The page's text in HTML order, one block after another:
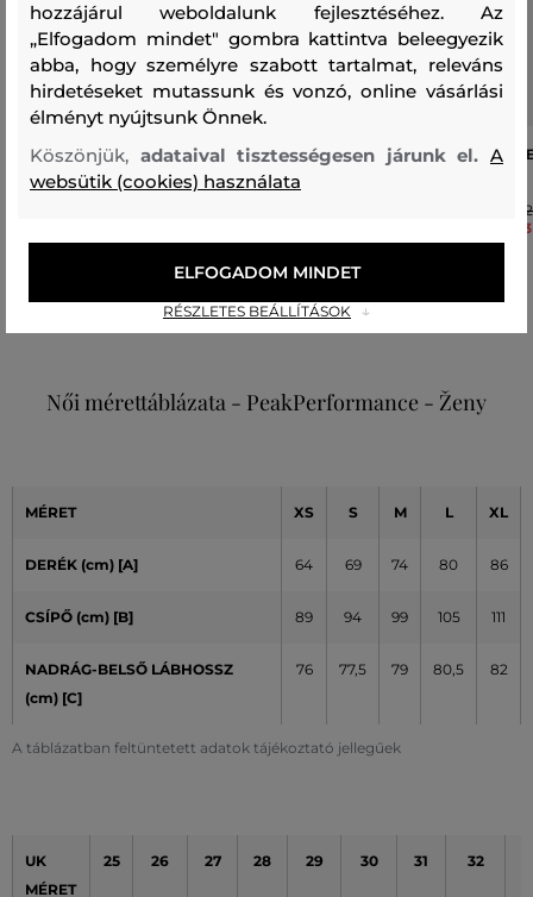
RÖVIDNADRÁG CAMEL ACTIVE
BERMUDAS / SHORTS
RÖVIDNADRÁG CAMEL
, 27, 28
Női mérettáblázata - PeakPerformance - Ženy
A táblázatban feltüntetett adatok tájékoztató jellegűek
MÉRET XS S M L XL
DERÉK (cm) [A] 64 69 74 80 86
CSÍPŐ (cm) [B] 89 94 99 105 111
NADRÁG-BELSŐ LÁBHOSSZ
(cm) [C]
76 77,5 79 80,5 82
UK
MÉRET
25 26 27 28 29 30 31 32
hozzájárul weboldalunk fejlesztéséhez. Az
„Elfogadom mindet" gombra kattintva beleegyezik
abba, hogy személyre szabott tartalmat, releváns
hirdetéseket mutassunk és vonzó, online vásárlási
élményt nyújtsunk Önnek.
Köszönjük, adataival tisztességesen járunk el.A
websütik (cookies) használata
RÉSZLETES BEÁLLÍTÁSOK
ELFOGADOM MINDET